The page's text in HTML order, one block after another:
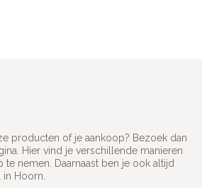
producten of je aankoop? Bezoek dan
Hier vind je verschillende manieren
nemen. Daarnaast ben je ook altijd
Hoorn.